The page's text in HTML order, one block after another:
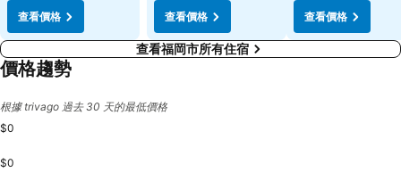
查看價格
查看價格
查看價格
查看福岡市所有住宿
價格趨勢
根據 trivago 過去 30 天的最低價格
$0
$0